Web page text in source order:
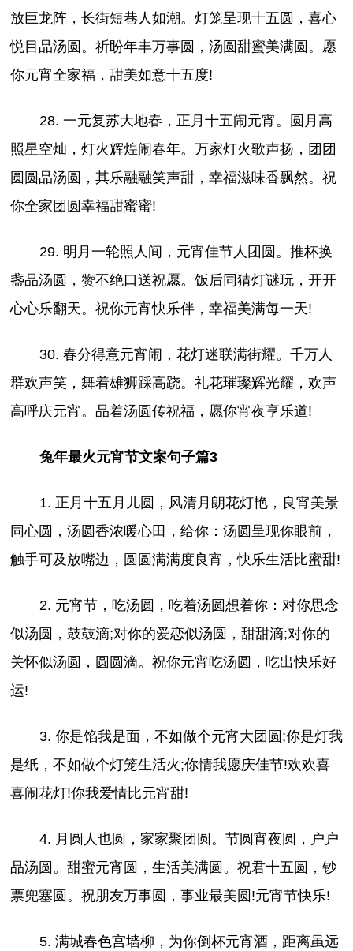
放巨龙阵，长街短巷人如潮。灯笼呈现十五圆，喜心
悦目品汤圆。祈盼年丰万事圆，汤圆甜蜜美满圆。愿
你元宵全家福，甜美如意十五度!
28. 一元复苏大地春，正月十五闹元宵。圆月高
照星空灿，灯火辉煌闹春年。万家灯火歌声扬，团团
圆圆品汤圆，其乐融融笑声甜，幸福滋味香飘然。祝
你全家团圆幸福甜蜜蜜!
29. 明月一轮照人间，元宵佳节人团圆。推杯换
盏品汤圆，赞不绝口送祝愿。饭后同猜灯谜玩，开开
心心乐翻天。祝你元宵快乐伴，幸福美满每一天!
30. 春分得意元宵闹，花灯迷联满街耀。千万人
群欢声笑，舞着雄狮踩高跷。礼花璀璨辉光耀，欢声
高呼庆元宵。品着汤圆传祝福，愿你宵夜享乐道!
兔年最火元宵节文案句子篇3
1. 正月十五月儿圆，风清月朗花灯艳，良宵美景
同心圆，汤圆香浓暖心田，给你：汤圆呈现你眼前，
触手可及放嘴边，圆圆满满度良宵，快乐生活比蜜甜!
2. 元宵节，吃汤圆，吃着汤圆想着你：对你思念
似汤圆，鼓鼓滴;对你的爱恋似汤圆，甜甜滴;对你的
关怀似汤圆，圆圆滴。祝你元宵吃汤圆，吃出快乐好
运!
3. 你是馅我是面，不如做个元宵大团圆;你是灯我
是纸，不如做个灯笼生活火;你情我愿庆佳节!欢欢喜
喜闹花灯!你我爱情比元宵甜!
4. 月圆人也圆，家家聚团圆。节圆宵夜圆，户户
品汤圆。甜蜜元宵圆，生活美满圆。祝君十五圆，钞
票兜塞圆。祝朋友万事圆，事业最美圆!元宵节快乐!
5. 满城春色宫墙柳，为你倒杯元宵酒，距离虽远